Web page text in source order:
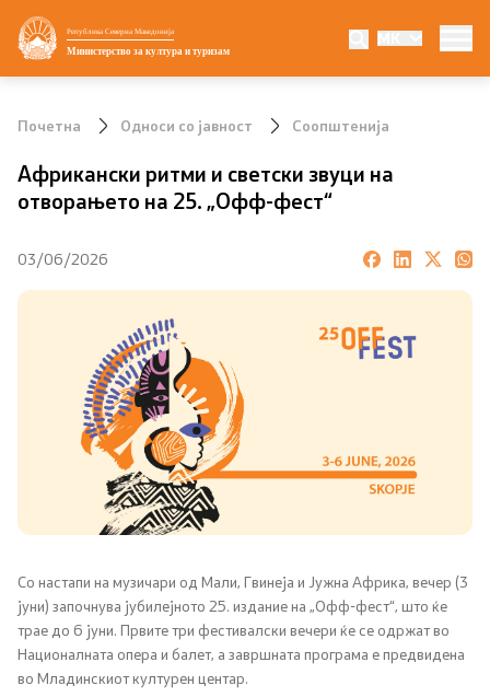
Република Северна Македонија
Министерство за култура и туризам
MK
Министерство
Државен секретар
Мисијата визија и приоритети
Политика за квалитет
Внатрешна организација
УНЕСКО
Национални институции
Локални институции
Органи во состав
Инспекторат за употребата на македонскиот
стандарден јазик
Почетна Односи со јавност Соопштенија
Африкански ритми и светски звуци на
отворањето на 25. „Офф-фест“
03/06/2026
Со настапи на музичари од Мали, Гвинеја и Јужна Африка, вечер (3
јуни) започнува јубилејното 25. издание на „Офф-фест“, што ќе
трае до 6 јуни. Првите три фестивалски вечери ќе се одржат во
Националната опера и балет, а завршната програма е предвидена
во Младинскиот културен центар.